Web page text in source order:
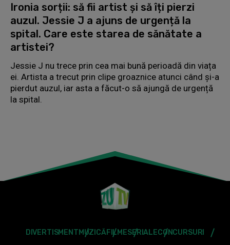
Ironia sorții: să fii artist și să îți pierzi
auzul. Jessie J a ajuns de urgență la
spital. Care este starea de sănătate a
artistei?
Jessie J nu trece prin cea mai bună perioadă din viața
ei. Artista a trecut prin clipe groaznice atunci când și-a
pierdut auzul, iar asta a făcut-o să ajungă de urgență
la spital.
DIVERTISMENT MUZICĂFILMESERIALECONCURSURI